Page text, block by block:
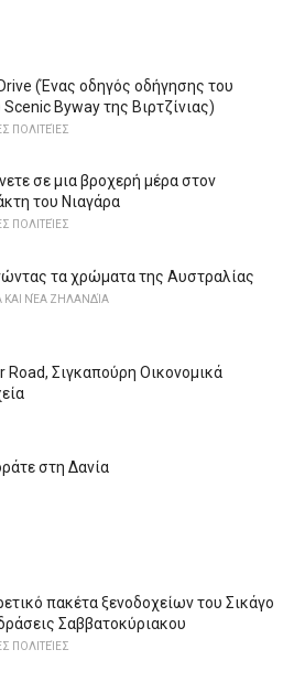
(Ένας οδηγός οδήγησης του
Scenic Byway της Βιρτζίνιας)
ΠΟΛΙΤΕΊΕΣ
σε μια βροχερή μέρα στον
του Νιαγάρα
ΠΟΛΙΤΕΊΕΣ
τα χρώματα της Αυστραλίας
ΚΑΙ ΝΈΑ ΖΗΛΑΝΔΊΑ
Road, Σιγκαπούρη Οικονομικά
στη Δανία
πακέτα ξενοδοχείων του Σικάγο
Σαββατοκύριακου
ΠΟΛΙΤΕΊΕΣ